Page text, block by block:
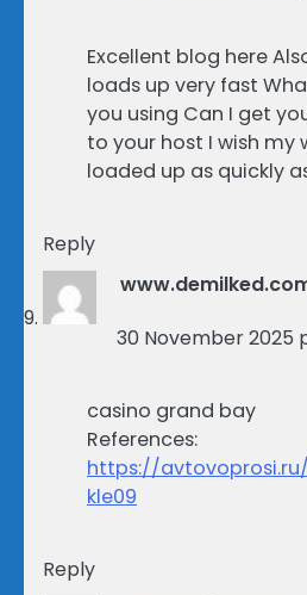
Excellent blog here
loads up very fast
you using Can I get
to your host I wish my
loaded up as quickly
Reply
30 November 2025
casino grand bay
References:
https://
kle09
Reply